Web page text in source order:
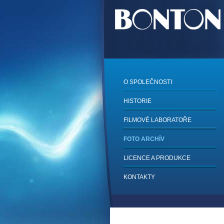
O SPOLEČNOSTI
HISTORIE
FILMOVÉ LABORATOŘE
FOTO ARCHÍV
LICENCE A PRODUKCE
KONTAKTY